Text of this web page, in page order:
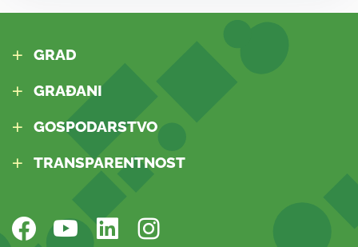
GRAD
GRAĐANI
GOSPODARSTVO
TRANSPARENTNOST